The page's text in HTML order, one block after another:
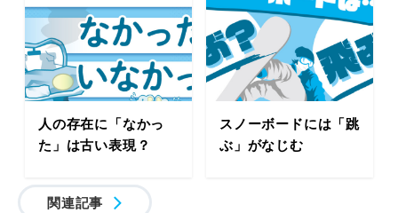
人の存在に「なかっ
た」は古い表現？
スノーボードには「跳
ぶ」がなじむ
関連記事